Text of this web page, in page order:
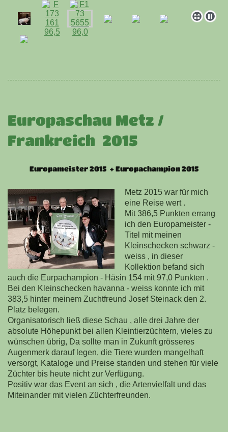
Europaschau Metz /
Frankreich 2015
Europameister 2015 + Europachampion 2015
Metz 2015 war für mich
eine Reise wert .
Mit 386,5 Punkten errang
ich den Europameister -
Titel mit meinen
Kleinschecken schwarz -
weiss , in dieser
Kollektion befand sich
auch die Eurpachampion - Häsin 154 mit 97,0 Punkten .
Bei den Kleinschecken havanna - weiss konnte ich mit
383,5 hinter meinem Zuchtfreund Josef Steinack den 2.
Platz belegen.
Organisatorisch ließ diese Schau , alle drei Jahre der
absolute Höhepunkt bei allen Kleintierzüchtern, vieles zu
wünschen übrig, Da sollte man in Zukunft grösseres
Augenmerk darauf legen, die Tiere wurden mangelhaft
versorgt, Kataloge und Preise standen und stehen für viele
Züchter bis heute nicht zur Verfügung.
Positiv war das Event an sich , die Artenvielfalt und das
Miteinander mit vielen Züchterfreunden.